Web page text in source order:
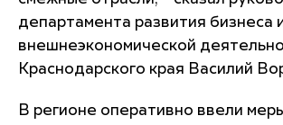
департамента развития бизнеса
внешнеэкономической
Краснодарского края Василий
В регионе оперативно ввели